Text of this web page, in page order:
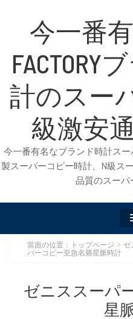
今一番有
FACTORY
計のスー
級激安
今一番有名なブランド時計ス
製スーパーコピー時計、N級ス
品質のスーパ
當面の位置： トップページ > ゼ
パーコピー至急名勝星脈時計
ゼニススーパ
星